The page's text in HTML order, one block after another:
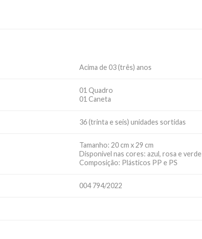
Acima de 03 (três) anos
01 Quadro
01 Caneta
36 (trinta e seis) unidades sortidas
Tamanho: 20 cm x 29 cm
Disponível nas cores: azul, rosa e verde
Composição: Plásticos PP e PS
004 794/2022